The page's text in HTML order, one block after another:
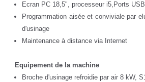
Ecran PC 18,5", processeur i5,Ports
Programmation aisée et conviviale par
d'usinage
Maintenance à distance via Internet
Equipement de la machine
Broche d'usinage refroidie par air 8 kW,